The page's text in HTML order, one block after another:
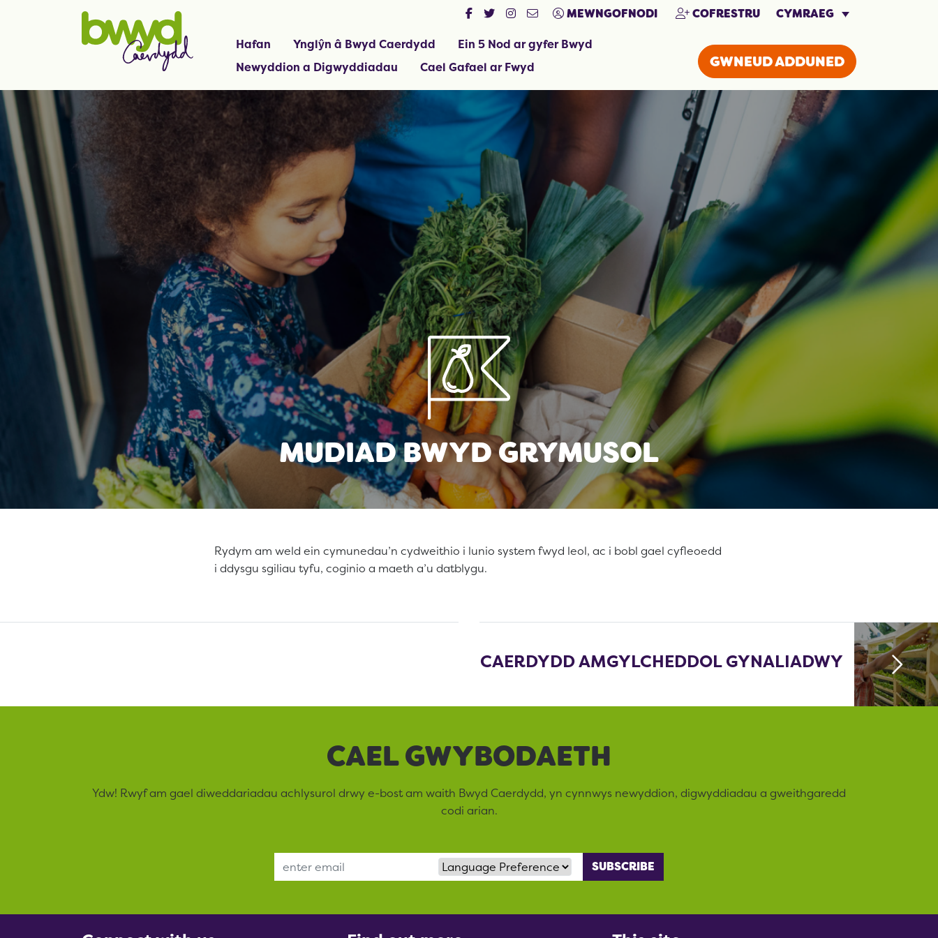
MEWNGOFNODI COFRESTRU CYMRAEG
Hafan Ynglŷn â Bwyd Caerdydd
Ein 5 Nod ar gyfer Bwyd
Newyddion a Digwyddiadau
Cael Gafael ar Fwyd GWNEUD ADDUNED
MUDIAD BWYD GRYMUSOL
Rydym am weld ein cymunedau’n cydweithio i lunio system fwyd leol, ac i bobl gael cyfleoedd
i ddysgu sgiliau tyfu, coginio a maeth a’u datblygu.
CAERDYDD AMGYLCHEDDOL GYNALIADWY
CAEL GWYBODAETH
Ydw! Rwyf am gael diweddariadau achlysurol drwy e-bost am waith Bwyd Caerdydd, yn cynnwys newyddion, digwyddiadau a gweithgaredd
codi arian.
Email Address Language Preference